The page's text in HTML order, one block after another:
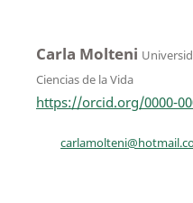
Carla Molteni
Ciencias de la Vida
https://orcid.org/0000-